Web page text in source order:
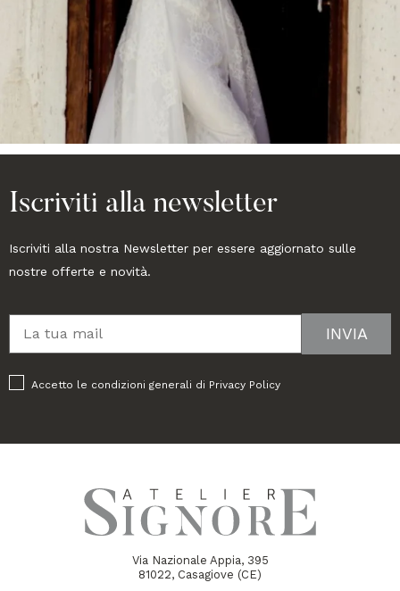
Iscriviti alla newsletter
Iscriviti alla nostra Newsletter per essere aggiornato sulle
nostre offerte e novità.
Accetto le condizioni generali di Privacy Policy
Via Nazionale Appia, 395
81022, Casagiove (CE)